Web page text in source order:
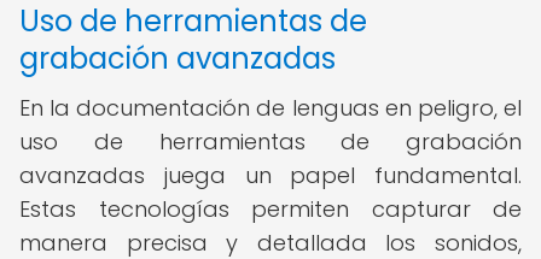
Uso de herramientas de
grabación avanzadas
En la documentación de lenguas en peligro, el
uso de herramientas de grabación
avanzadas juega un papel fundamental.
Estas tecnologías permiten capturar de
manera precisa y detallada los sonidos,